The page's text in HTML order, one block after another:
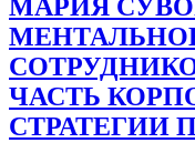
МАРИЯ
ЧАСТЬ
СТРАТЕГИИ